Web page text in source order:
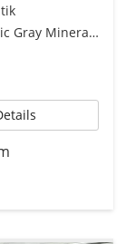
Ecotronic Gray Mineraleffekt